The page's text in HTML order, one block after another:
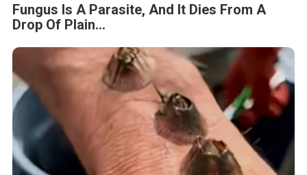
Fungus Is A Parasite, And It Dies From A
Drop Of Plain...